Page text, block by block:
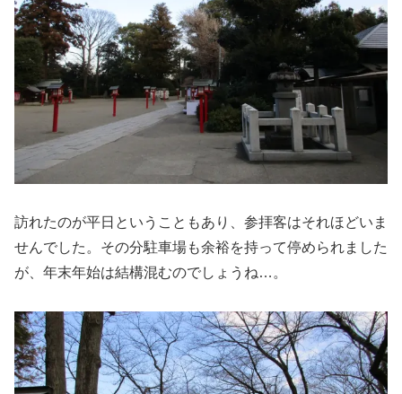
訪れたのが平日ということもあり、参拝客はそれほどいま
せんでした。その分駐車場も余裕を持って停められました
が、年末年始は結構混むのでしょうね…。